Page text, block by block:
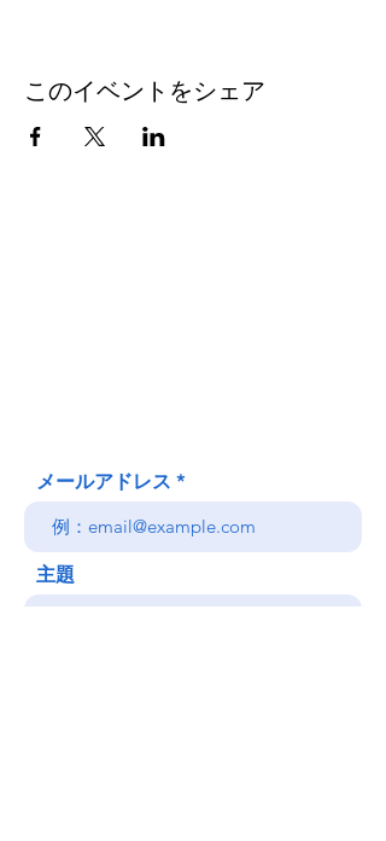
このイベントをシェア
メールアドレス
主題